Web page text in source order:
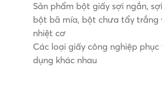
Sản phẩm bột giấy sợi ngắn,
bột bã mía, bột chưa tẩy trắng
nhiệt cơ
Các loại giấy công nghiệp phục
dụng khác nhau